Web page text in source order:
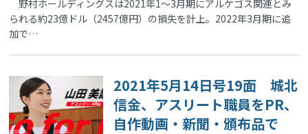
野村ホールディングスは2021年1～3月期にアルケゴス関連とみ
られる約23億ドル（2457億円）の損失を計上。2022年3月期に追
加で…
2021年5月14日号19面 城北
信金、アスリート職員をPR、
自作動画・新聞・頒布品で